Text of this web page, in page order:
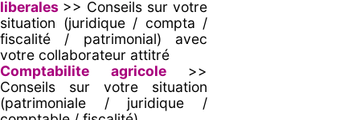
liberales >> Conseils sur votre
situation (juridique / compta /
fiscalité / patrimonial) avec
votre collaborateur attitré
Comptabilite agricole >>
Conseils sur votre situation
(patrimoniale / juridique /